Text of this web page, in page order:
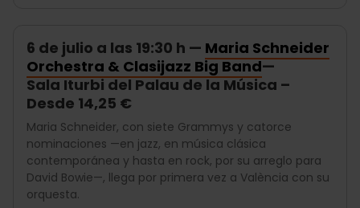
6 de julio a las 19:30 h — Maria Schneider
Orchestra & Clasijazz Big Band—
Sala Iturbi del Palau de la Música –
Desde 14,25 €
Maria Schneider, con siete Grammys y catorce
nominaciones —en jazz, en música clásica
contemporánea y hasta en rock, por su arreglo para
David Bowie—, llega por primera vez a València con su
orquesta.